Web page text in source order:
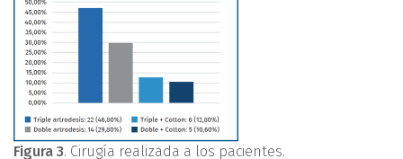
Figura 3. Cirugía realizada a los pacientes.